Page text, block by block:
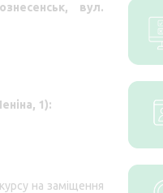
вул.
1):
на заміщення